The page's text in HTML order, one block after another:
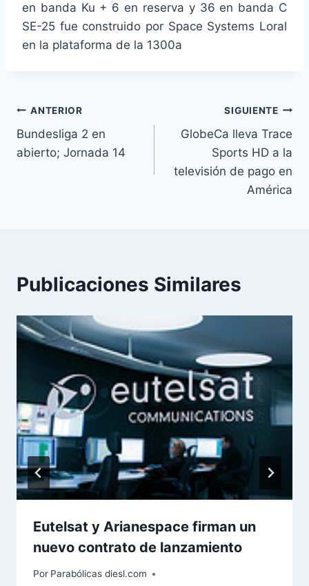
en banda Ku + 6 en reserva y 36 en banda C
SE-25 fue construido por Space Systems Loral
en la plataforma de la 1300a
Navegación
de
ANTERIOR
Bundesliga 2 en
abierto; Jornada 14
SIGUIENTE
GlobeCa lleva Trace
Sports HD a la
televisión de pago en
América
Publicaciones Similares
Eutelsat y Arianespace firman un
nuevo contrato de lanzamiento
Por Parabólicas diesl.com